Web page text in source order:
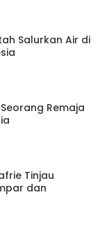
Salurkan Air di
Remaja
Tinjau
dan